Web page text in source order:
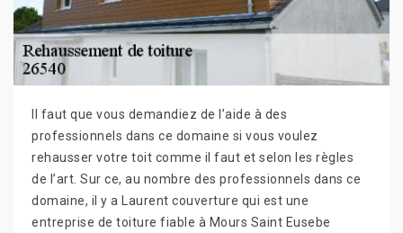
Il faut que vous demandiez de l’aide à des
professionnels dans ce domaine si vous voulez
rehausser votre toit comme il faut et selon les règles
de l’art. Sur ce, au nombre des professionnels dans ce
domaine, il y a Laurent couverture qui est une
entreprise de toiture fiable à Mours Saint Eusebe